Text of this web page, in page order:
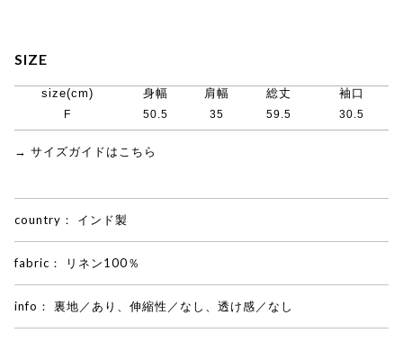
SIZE
size(cm) 身幅 肩幅 総丈 袖口
F 50.5 35 59.5 30.5
→ サイズガイドはこちら
country： インド製
fabric： リネン100％
info： 裏地／あり、伸縮性／なし、透け感／なし